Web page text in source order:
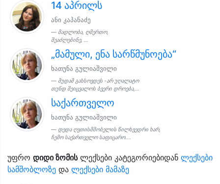
14 აპრილს
ანი კაპანაძე
მადლობა, ღმერთო,
შეაძლებინე, ...
„მამული, ენა სარწმუნოება“
ხათუნა გულიაშვილი
მუდამ გახსოვდეს -არ უღალატო
თუნდ შეიცვალოს ბვერი დროება,...
საქართველო
ხათუნა გულიაშვილი
დედა ღვთისმშობელის წილხვედრი ხარ,
ჩემო საქართველო საფიცარო....
უფრო დიდი ზომისლექსები კატეგორიებიდან ლექსები
სამშობლოზე და ლექსები მამაზე